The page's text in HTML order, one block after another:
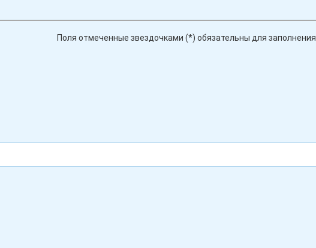
Поля отмеченные звездочками (*) обязательны для заполнения.